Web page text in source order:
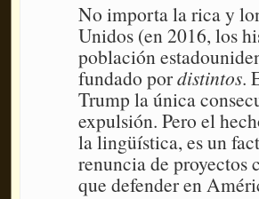
No importa la rica y
Unidos (en 2016, los
población
fundado pordistintos.
Trump la única
expulsión. Pero el
la lingüística, es un
renuncia de proyectos
que defender en